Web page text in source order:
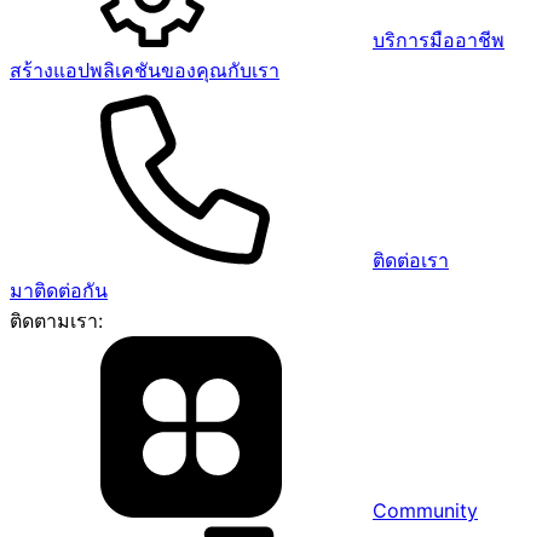
บริการมืออาชีพ
สร้างแอปพลิเคชันของคุณกับเรา
ติดต่อเรา
มาติดต่อกัน
ติดตามเรา:
Community